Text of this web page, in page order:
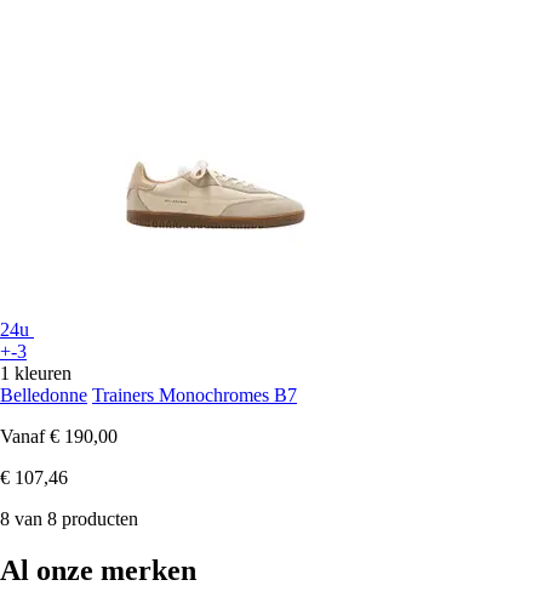
24u
+-3
1 kleuren
Belledonne Trainers Monochromes B7
Vanaf € 190,00
€ 107,46
8 van 8 producten
Al onze merken